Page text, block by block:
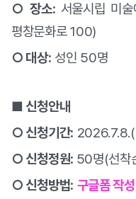
○ 장소: 서울시립 미
평창문화로 100)
○ 대상: 성인 50명
■ 신청안내
○ 신청기간:
○ 신청정원: 50명(선착
○ 신청방법: 구글폼 작